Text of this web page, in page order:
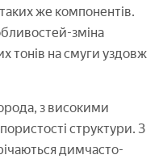
таких же компонентів.
зміна
тонів на смуги уздовж
з високими
структури. З
димчасто-